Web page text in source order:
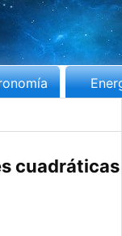
cuadráticas